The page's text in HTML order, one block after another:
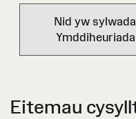
Nid yw
Eitemau